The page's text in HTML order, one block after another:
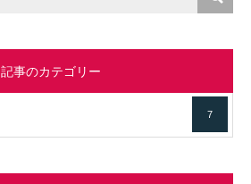
記事のカテゴリー
7